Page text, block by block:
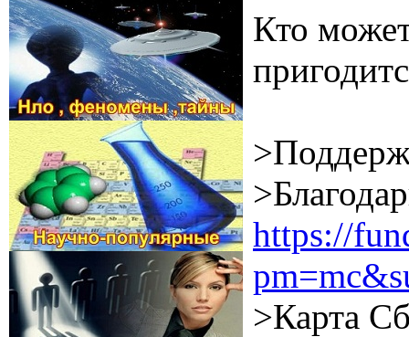
Кто
https://
>Карта